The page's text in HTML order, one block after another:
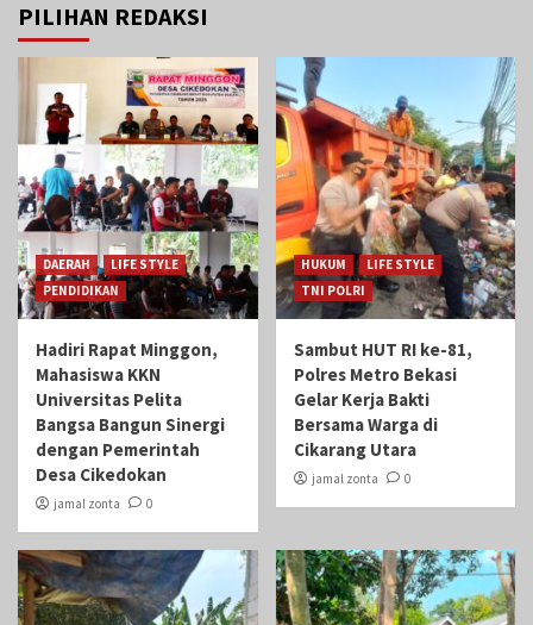
PILIHAN REDAKSI
DAERAH
LIFE STYLE
PENDIDIKAN
Hadiri Rapat Minggon,
Mahasiswa KKN
Universitas Pelita
Bangsa Bangun Sinergi
dengan Pemerintah
Desa Cikedokan
jamal zonta 0
HUKUM
LIFE STYLE
TNI POLRI
Sambut HUT RI ke-81,
Polres Metro Bekasi
Gelar Kerja Bakti
Bersama Warga di
Cikarang Utara
jamal zonta 0